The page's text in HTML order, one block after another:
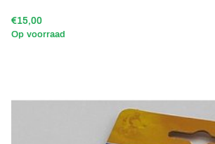
€15,00
Op voorraad